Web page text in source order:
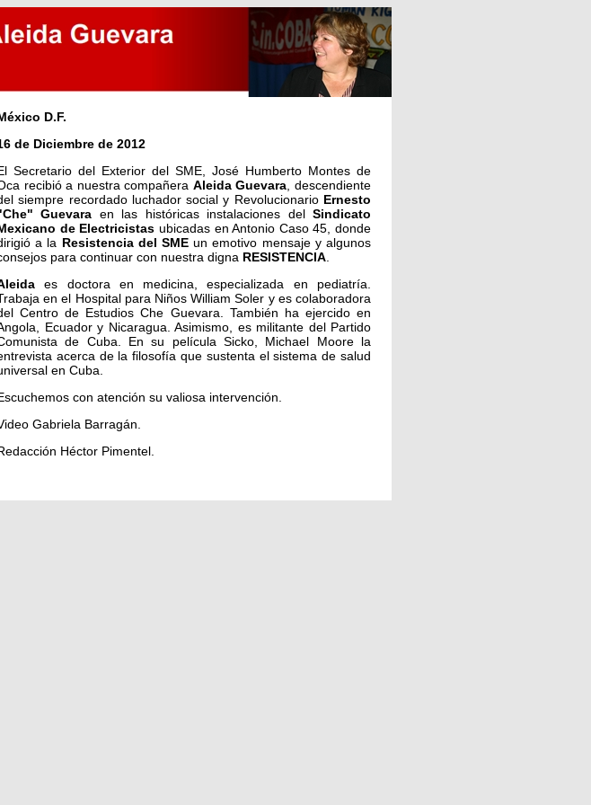
D.F.
de Diciembre de 2012
Secretario del Exterior del SME, José Humberto Montes de
recibió a nuestra compañera Aleida Guevara , descendiente
siempre recordado luchador social y Revolucionario Ernesto
Guevara en las históricas instalaciones delSindicato
de Electricistas ubicadas en Antonio Caso 45, donde
a la Resistencia del SME un emotivo mensaje y algunos
para continuar con nuestra digna RESISTENCIA
es doctora en medicina, especializada en pediatría.
en el Hospital para Niños William Soler y es colaboradora
Centro de Estudios Che Guevara. También ha ejercido en
Ecuador y Nicaragua. Asimismo, es militante del Partido
de Cuba. En su película Sicko, Michael Moore la
acerca de la filosofía que sustenta el sistema de salud
en Cuba.
con atención su valiosa intervención.
Gabriela Barragán.
Héctor Pimentel.